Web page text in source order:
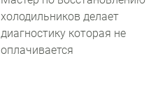
холодильников делает
диагностику которая не
оплачивается